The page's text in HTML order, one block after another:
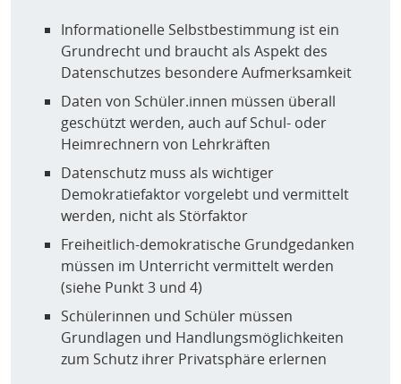
(Selbst)bewusste Fragen für Bildungseinrichtungen:
Inwieweit gibt die Software/Plattform Möglichkeiten
zur (pädagogischen) Gestaltbarkeit?(Unblack The
Box)
„Kann die Auswahl, Strukturierung und der
Schwierigkeitsgrad dargebotener Inhalte und Materialien
Sind Möglichkeiten zur individuellen Differenzierung und
Förderung vorhanden? Können Lern- und
Überprüfungssettings klar voneinander getrennt werden?
Können unterschiedliche Ebenen des Feedbacks
(Selbsteinschätzung, Peer-Re-view, Lehrkraft, etc.) sowie
der gegenseitigen Unterstützung hinzugefügt werden?
Können Lernende die zu bearbeitenden Aufgaben und
Inhalte auswählen, eigene Ziele festlegen und ihr
Lerntempo selbst bestimmen? Können unterschiedliche
Informationelle Selbstbestimmung ist ein
Grundrecht und braucht als Aspekt des
Datenschutzes besondere Aufmerksamkeit
Daten von Schüler.innen müssen überall
geschützt werden, auch auf Schul- oder
Heimrechnern von Lehrkräften
Datenschutz muss als wichtiger
Demokratiefaktor vorgelebt und vermittelt
werden, nicht als Störfaktor
Freiheitlich-demokratische Grundgedanken
müssen im Unterricht vermittelt werden
(siehe Punkt 3 und 4)
Schülerinnen und Schüler müssen
Grundlagen und Handlungsmöglichkeiten
zum Schutz ihrer Privatsphäre erlernen